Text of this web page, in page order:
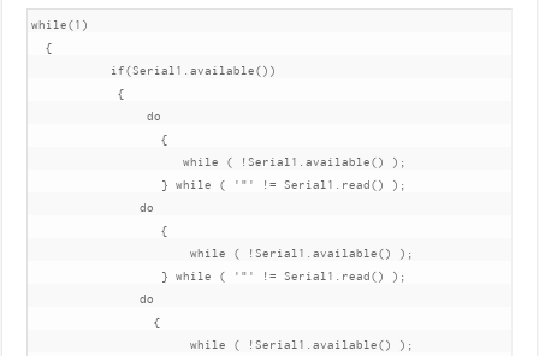
while(1)
  {
           if(Serial1.available())
            {
                do
                  {
                     while ( !Serial1.available() );
                  } while ( '"' != Serial1.read() );
               do
                  {
                      while ( !Serial1.available() );
                  } while ( '"' != Serial1.read() );
               do
                 {
                      while ( !Serial1.available() );